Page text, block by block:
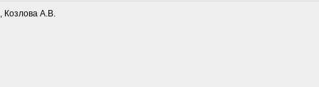
Козлова А.В.